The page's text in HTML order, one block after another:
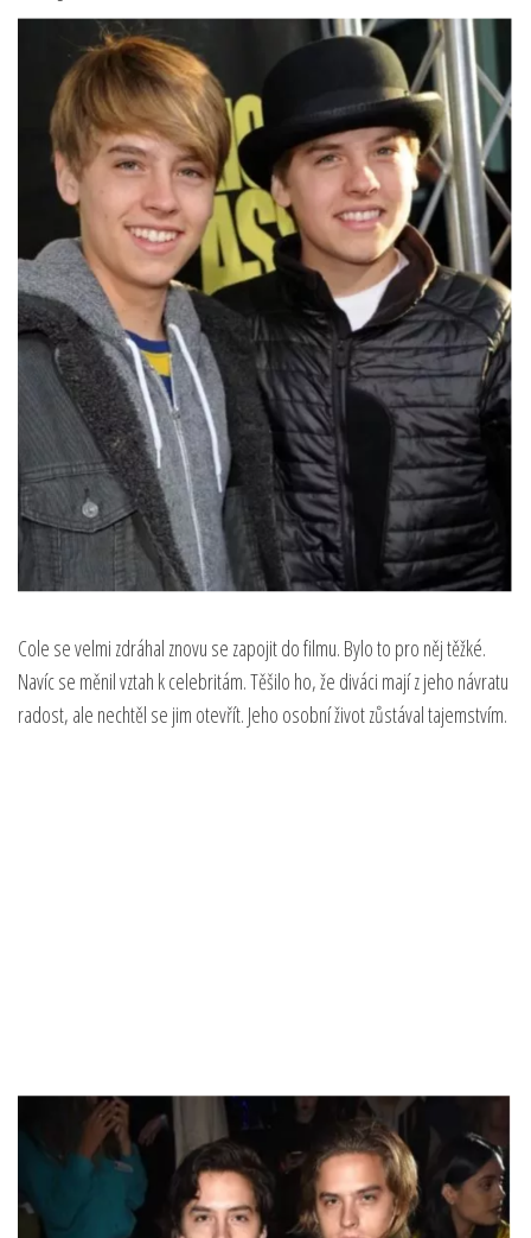
Cole se velmi zdráhal znovu se zapojit do filmu. Bylo to pro něj těžké.
Navíc se měnil vztah k celebritám. Těšilo ho, že diváci mají z jeho návratu
radost, ale nechtěl se jim otevřít. Jeho osobní život zůstával tajemstvím.